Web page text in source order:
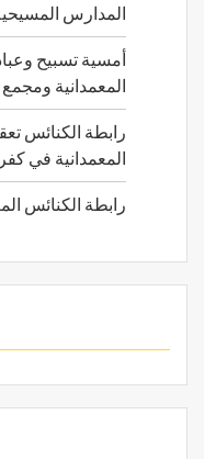
المدارس
أمسية تسبيح
المعمدانية ومجمع
رابطة الكنائس
المعمدانية في
رابطة الكنائس